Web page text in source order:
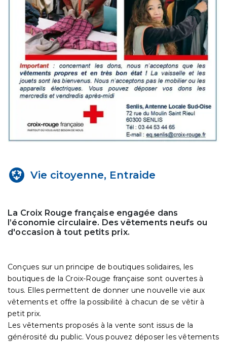
Vie citoyenne, Entraide
La Croix Rouge française engagée dans
l’économie circulaire. Des vêtements neufs ou
d'occasion à tout petits prix.
Conçues sur un principe de boutiques solidaires, les
boutiques de la Croix-Rouge française sont ouvertes à
tous. Elles permettent de donner une nouvelle vie aux
vêtements et offre la possibilité à chacun de se vêtir à
petit prix.
Les vêtements proposés à la vente sont issus de la
générosité du public. Vous pouvez déposer les vêtements